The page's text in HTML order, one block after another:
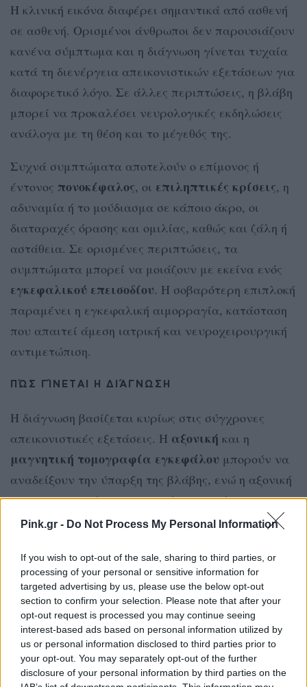
Pink.gr - Do Not Process My Personal Information
If you wish to opt-out of the sale, sharing to third parties, or
processing of your personal or sensitive information for
targeted advertising by us, please use the below opt-out
section to confirm your selection. Please note that after your
opt-out request is processed you may continue seeing
interest-based ads based on personal information utilized by
us or personal information disclosed to third parties prior to
your opt-out. You may separately opt-out of the further
disclosure of your personal information by third parties on the
Η κλινική εικόνα διαφέρει σημαντικά από ασθενή
σε ασθενή. Ορισμένοι άνθρωποι δεν παρουσιάζουν
κανένα σύμπτωμα και η διάγνωση γίνεται τυχαία
κατά τη διενέργεια απεικονιστικών εξετάσεων για
διαφορετικό λόγο. Σε άλλες περιπτώσεις, η βλάβη
μπορεί να προκαλέσει νευρολογικές εκδηλώσεις
ανάλογα με τη θέση και το μέγεθός της.
Συχνά συμπτώματα αποτελούν ο επίμονος ή
έντονος πονοκέφαλος, οι επιληπτικές κρίσεις, η
αδυναμία ή το μούδιασμα σε κάποιο άκρο, οι
διαταραχές όρασης και ομιλίας, καθώς και ζάλη ή
αστάθεια. Σε ορισμένες περιπτώσεις, τα
συμπτώματα μπορεί να μοιάζουν με εκείνα ενός
εγκεφαλικού επεισοδίου. Η σοβαρότερη επιπλοκή
παραμένει η εγκεφαλική αιμορραγία, κατάσταση
που απαιτεί άμεση ιατρική και νευροχειρουργική
αντιμετώπιση.
ΠΏΣ ΓΊΝΕΤΑΙ Η ΔΙΆΓΝΩΣΗ
Η διάγνωση βασίζεται κυρίως στις σύγχρονες
απεικονιστικές εξετάσεις. Η αξονική και η
μαγνητική τομογραφία εγκεφάλου μπορούν να
αναδείξουν την ύπαρξη της βλάβης, ενώ η αξονική
και η μαγνητική αγγειογραφία προσφέρουν
αναλυτικότερη απεικόνιση των αγγείων.
Ιδιαίτερα σημαντική είναι ηψηφιακή
αγγειογραφία, καθώς επιτρέπει τη λεπτομερή
χαρτογράφηση της δυσπλασίας και των αγγείων
που συμμετέχουν σε αυτήν, καθορίζοντας έτσι την
καταλληλότερη θεραπευτική προσέγγιση για κάθε
ασθενή.